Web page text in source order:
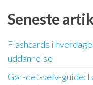
Seneste
Flashcards i
uddannelse
Gør-det-selv-guide: